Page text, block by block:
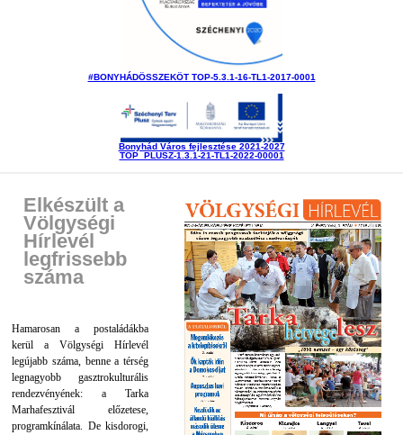
#BONYHÁDÖSSZEKÖT TOP-5.3.1-16-TL1-2017-0001
Bonyhád Város fejlesztése 2021-2027
TOP_PLUSZ-1.3.1-21-TL1-2022-00001
Elkészült a
Völgységi
Hírlevél
legfrissebb
száma
Hamarosan a postaládákba
kerül a Völgységi Hírlevél
legújabb száma, benne a térség
legnagyobb gasztrokulturális
rendezvényének: a Tarka
Marhafesztivál előzetese,
programkínálata. De kisdorogi,